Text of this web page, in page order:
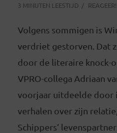
3 MINUTEN LEESTIJD
REAGEER!
Volgens sommigen is
verdriet gestorven. Dat
door de literaire knock-
VPRO-collega Adriaan
voorjaar uitdeelde door
verhalen over zijn
Schippers’ levenspartner